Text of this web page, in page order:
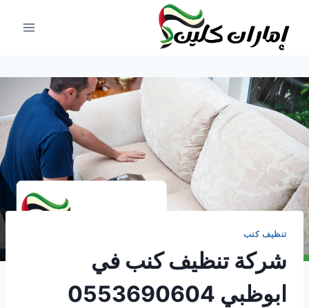
المحتوى
تنظيف كنب
شركة تنظيف كنب في
ابوظبي 0553690604